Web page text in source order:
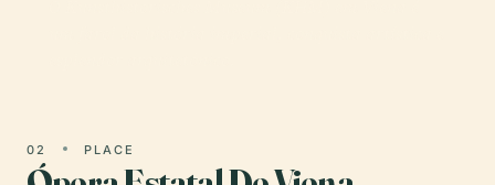
02 PLACE